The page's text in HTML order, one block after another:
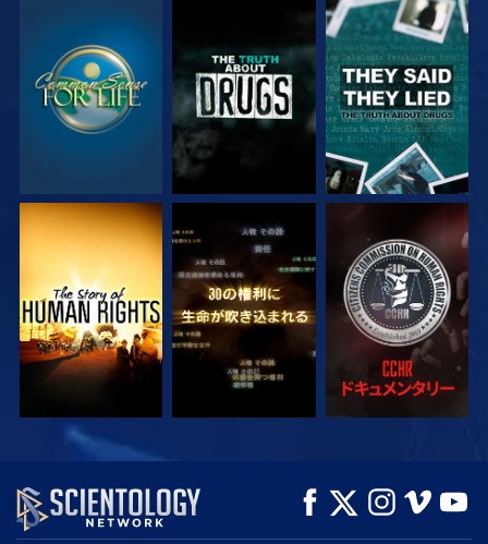
観る 観る 観る
観る 観る 観る
観る シリーズを探求